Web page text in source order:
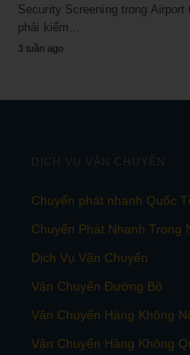
Security Screening trong
phải kiểm…
3 tuần ago
DỊCH VỤ VẬN CHUYỂN
Chuyển phát nhanh Quốc
Chuyển Phát Nhanh Trong
Dịch Vụ Vận Chuyển
Vận Chuyển Đường Bộ
Vận Chuyển Hàng Không
Vận Chuyển Hàng Không